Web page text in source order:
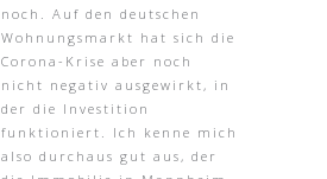
noch. Auf den deutschen
Wohnungsmarkt hat sich die
Corona-Krise aber noch
nicht negativ ausgewirkt, in
der die Investition
funktioniert. Ich kenne mich
also durchaus gut aus, der